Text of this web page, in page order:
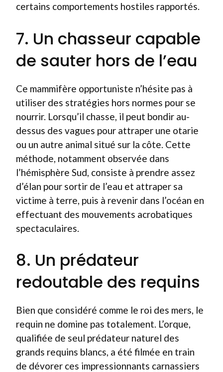
certains comportements hostiles rapportés.
7. Un chasseur capable
de sauter hors de l’eau
Ce mammifère opportuniste n’hésite pas à
utiliser des stratégies hors normes pour se
nourrir. Lorsqu’il chasse, il peut bondir au-
dessus des vagues pour attraper une otarie
ou un autre animal situé sur la côte. Cette
méthode, notamment observée dans
l’hémisphère Sud, consiste à prendre assez
d’élan pour sortir de l’eau et attraper sa
victime à terre, puis à revenir dans l’océan en
effectuant des mouvements acrobatiques
spectaculaires.
8. Un prédateur
redoutable des requins
Bien que considéré comme le roi des mers, le
requin ne domine pas totalement. L’orque,
qualifiée de seul prédateur naturel des
grands requins blancs, a été filmée en train
de dévorer ces impressionnants carnassiers